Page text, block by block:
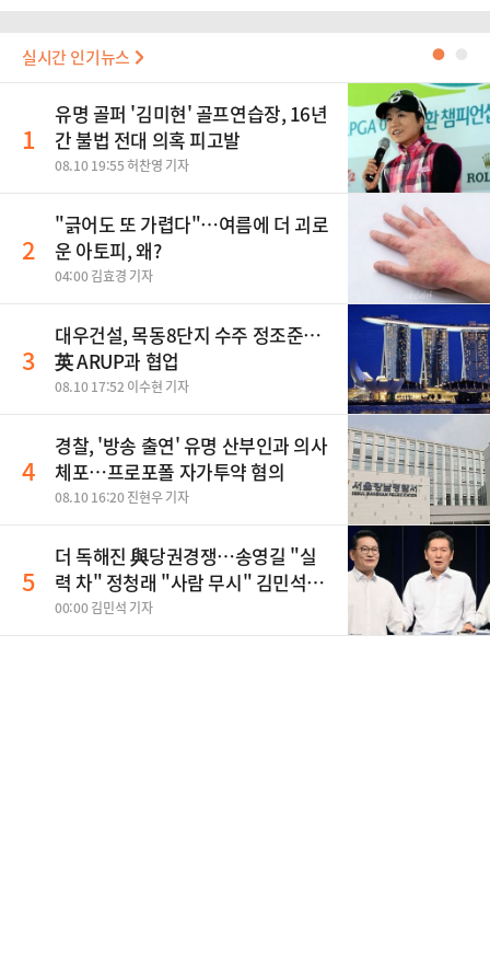
실시간 인기뉴스 ●
1
유명 골퍼 '김미현' 골프연습장, 16년
간 불법 전대 의혹 피고발
08.10 19:55 허찬영 기자
2
"긁어도 또 가렵다"…여름에 더 괴로
운 아토피, 왜?
04:00 김효경 기자
3
대우건설, 목동8단지 수주 정조준…
英 ARUP과 협업
08.10 17:52 이수현 기자
4
경찰, '방송 출연' 유명 산부인과 의사
체포…프로포폴 자가투약 혐의
08.10 16:20 진현우 기자
5
더 독해진 與당권경쟁…송영길 "실
력 차" 정청래 "사람 무시" 김민석
"취조하나"(종합)
00:00 김민석 기자